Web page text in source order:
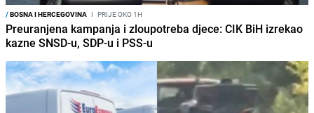
/BOSNA I HERCEGOVINA I PRIJE OKO 1H
Preuranjena kampanja i zloupotreba djece: CIK BiH izrekao
kazne SNSD-u, SDP-u i PSS-u